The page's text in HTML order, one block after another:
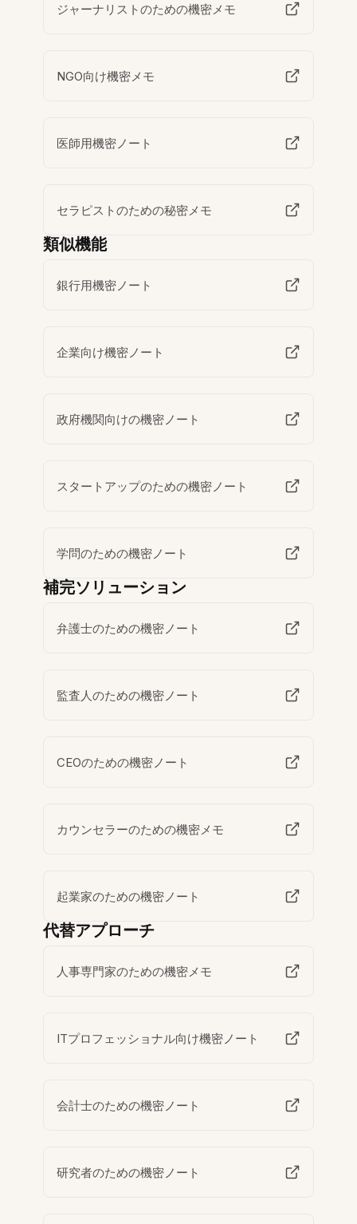
ジャーナリストのための機密メモ
NGO向け機密メモ
医師用機密ノート
セラピストのための秘密メモ
類似機能
銀行用機密ノート
企業向け機密ノート
政府機関向けの機密ノート
スタートアップのための機密ノート
学問のための機密ノート
補完ソリューション
弁護士のための機密ノート
監査人のための機密ノート
CEOのための機密ノート
カウンセラーのための機密メモ
起業家のための機密ノート
代替アプローチ
人事専門家のための機密メモ
ITプロフェッショナル向け機密ノート
会計士のための機密ノート
研究者のための機密ノート